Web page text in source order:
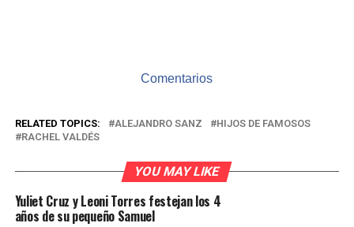
Comentarios
RELATED TOPICS: ALEJANDRO SANZ
HIJOS DE FAMOSOS
RACHEL VALDÉS
YOU MAY LIKE
Yuliet Cruz y Leoni Torres festejan los 4
años de su pequeño Samuel